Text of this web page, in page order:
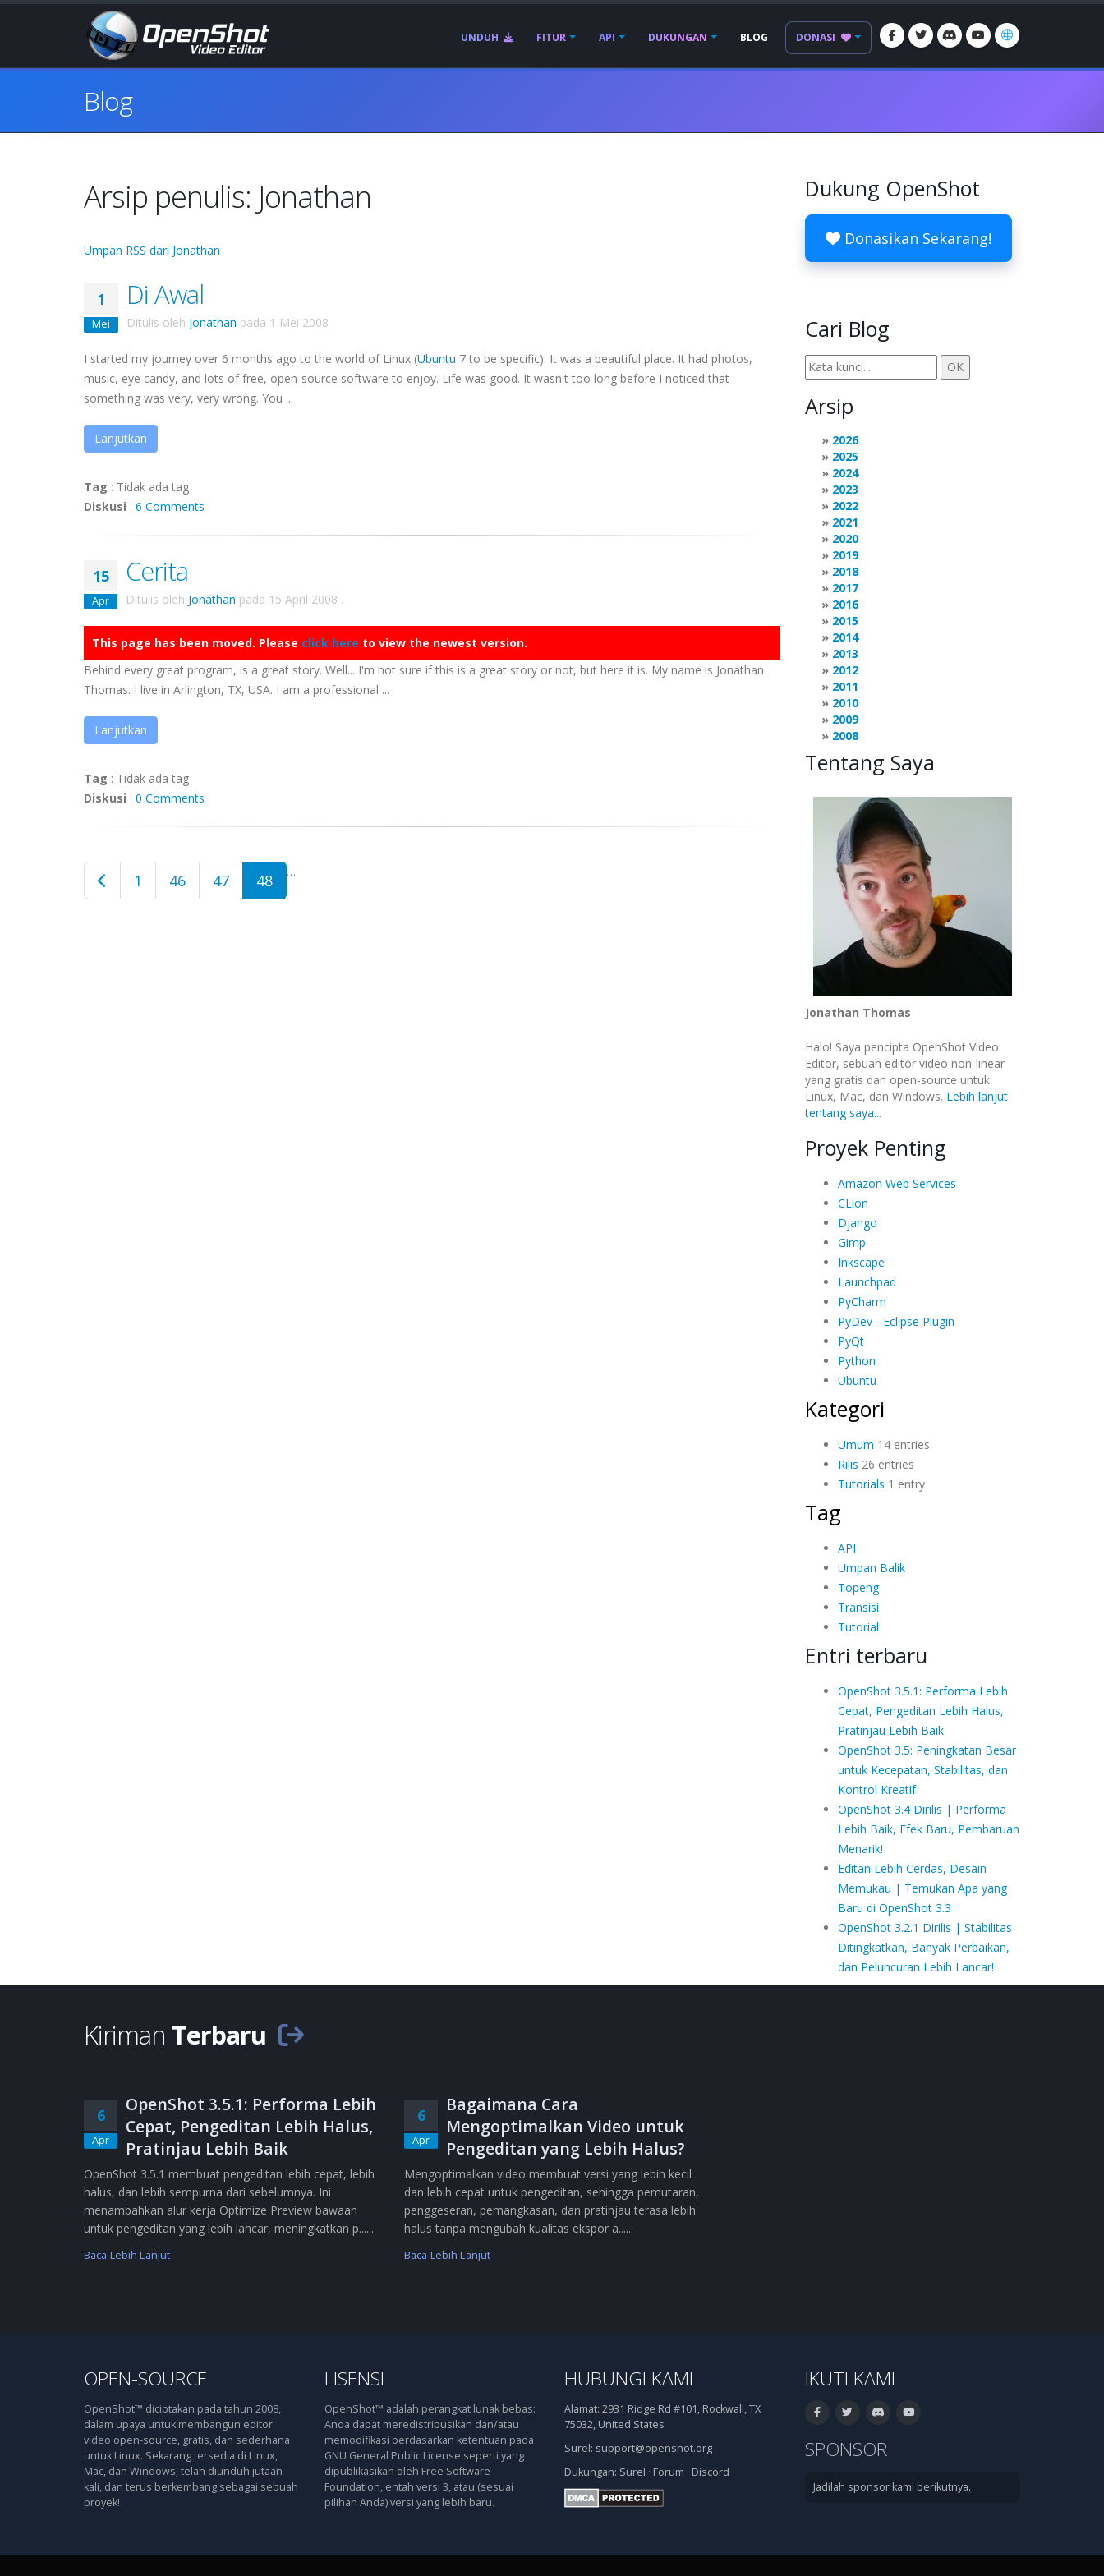
UNDUH FITUR API DUKUNGAN BLOG DONASI
Blog
Arsip penulis: Jonathan
Umpan RSS dari Jonathan
1
Mei
Di Awal
Ditulis oleh Jonathan pada 1 Mei 2008 .
I started my journey over 6 months ago to the world of Linux (Ubuntu 7 to be specific). It was a beautiful place. It had photos,
music, eye candy, and lots of free, open-source software to enjoy. Life was good. It wasn't too long before I noticed that
something was very, very wrong. You ...
Lanjutkan
Tag : Tidak ada tag
Diskusi : 6 Comments
15
Apr
Cerita
Ditulis oleh Jonathan pada 15 April 2008 .
This page has been moved. Please click here to view the newest version.
Behind every great program, is a great story. Well... I'm not sure if this is a great story or not, but here it is. My name is Jonathan
Thomas. I live in Arlington, TX, USA. I am a professional ...
Lanjutkan
Tag : Tidak ada tag
Diskusi : 0 Comments
1 …
46 47 48
Dukung OpenShot
Donasikan Sekarang!
Cari Blog
Arsip
2026
2025
2024
2023
2022
2021
2020
2019
2018
2017
2016
2015
2014
2013
2012
2011
2010
2009
2008
Tentang Saya
Jonathan Thomas
Halo! Saya pencipta OpenShot Video
Editor, sebuah editor video non-linear
yang gratis dan open-source untuk
Linux, Mac, dan Windows. Lebih lanjut
tentang saya...
Proyek Penting
Amazon Web Services
CLion
Django
Gimp
Inkscape
Launchpad
PyCharm
PyDev - Eclipse Plugin
PyQt
Python
Ubuntu
Kategori
Umum 14 entries
Rilis 26 entries
Tutorials 1 entry
Tag
API
Umpan Balik
Topeng
Transisi
Tutorial
Entri terbaru
OpenShot 3.5.1: Performa Lebih
Cepat, Pengeditan Lebih Halus,
Pratinjau Lebih Baik
OpenShot 3.5: Peningkatan Besar
untuk Kecepatan, Stabilitas, dan
Kontrol Kreatif
OpenShot 3.4 Dirilis | Performa
Lebih Baik, Efek Baru, Pembaruan
Menarik!
Editan Lebih Cerdas, Desain
Memukau | Temukan Apa yang
Baru di OpenShot 3.3
OpenShot 3.2.1 Dirilis | Stabilitas
Ditingkatkan, Banyak Perbaikan,
dan Peluncuran Lebih Lancar!
Kiriman Terbaru
6
Apr
OpenShot 3.5.1: Performa Lebih
Cepat, Pengeditan Lebih Halus,
Pratinjau Lebih Baik
OpenShot 3.5.1 membuat pengeditan lebih cepat, lebih
halus, dan lebih sempurna dari sebelumnya. Ini
menambahkan alur kerja Optimize Preview bawaan
untuk pengeditan yang lebih lancar, meningkatkan p......
Baca Lebih Lanjut
6
Apr
Bagaimana Cara
Mengoptimalkan Video untuk
Pengeditan yang Lebih Halus?
Mengoptimalkan video membuat versi yang lebih kecil
dan lebih cepat untuk pengeditan, sehingga pemutaran,
penggeseran, pemangkasan, dan pratinjau terasa lebih
halus tanpa mengubah kualitas ekspor a......
Baca Lebih Lanjut
OPEN-SOURCE
OpenShot™ diciptakan pada tahun 2008,
dalam upaya untuk membangun editor
video open-source, gratis, dan sederhana
untuk Linux. Sekarang tersedia di Linux,
Mac, dan Windows, telah diunduh jutaan
kali, dan terus berkembang sebagai sebuah
proyek!
LISENSI
OpenShot™ adalah perangkat lunak bebas:
Anda dapat meredistribusikan dan/atau
memodifikasi berdasarkan ketentuan pada
GNU General Public License seperti yang
dipublikasikan oleh Free Software
Foundation, entah versi 3, atau (sesuai
pilihan Anda) versi yang lebih baru.
HUBUNGI KAMI
Alamat: 2931 Ridge Rd #101, Rockwall, TX
75032, United States
Surel: support@openshot.org
Dukungan: Surel · Forum · Discord
IKUTI KAMI
SPONSOR
Jadilah sponsor kami berikutnya.